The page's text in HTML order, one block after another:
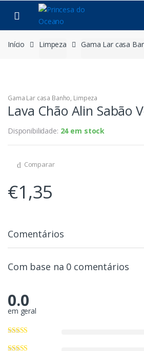
navegação
o
conteúdo
Início Limpeza Gama Lar casa
Gama Lar casa Banho, Limpeza
Lava Chão Alin Sabão
Disponibilidade: 24 em stock
Comparar
€1,35
Comentários
Com base na 0 comentários
0.0
em geral